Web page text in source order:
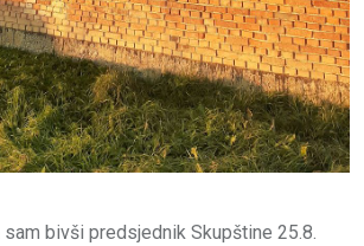
sam bivši predsjednik Skupštine 25.8.